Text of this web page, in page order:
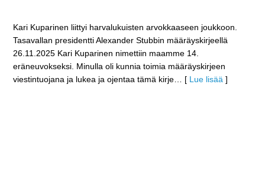
Kari Kuparinen liittyi harvalukuisten arvokkaaseen joukkoon.
Tasavallan presidentti Alexander Stubbin määräyskirjeellä
26.11.2025 Kari Kuparinen nimettiin maamme 14.
eräneuvokseksi. Minulla oli kunnia toimia määräyskirjeen
viestintuojana ja lukea ja ojentaa tämä kirje … [ Lue lisää ]